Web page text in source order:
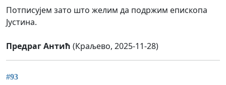
Потписујем зато што желим да подржим епископа
Јустина.
Предраг Антић (Краљево, 2025-11-28)
#93